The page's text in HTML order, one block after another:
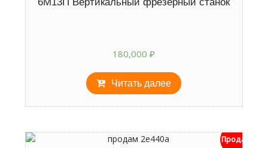
6М13П Вертикальный фрезерный станок
180,000₽
Читать далее
Продан